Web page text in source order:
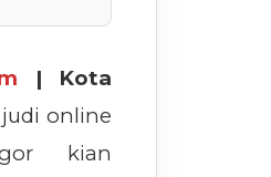
| Kota
judi online
kian